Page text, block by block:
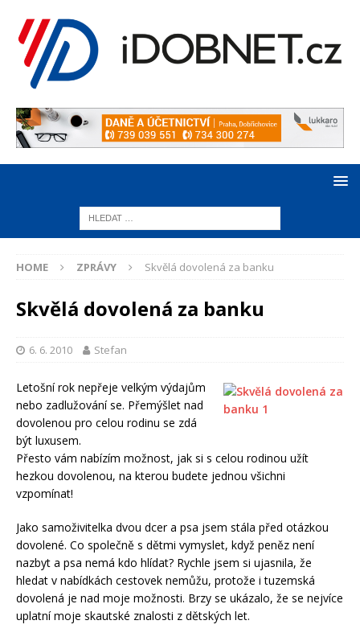
HOME ZPRÁVY Skvělá dovolená za banku
Skvělá dovolená za banku
6. 6. 2010 Stefan
Letošní rok nepřeje velkým výdajům
nebo zadlužování se. Přemýšlet nad
dovolenou pro celou rodinu se zdá
být luxusem.
Přesto vám nabízím možnost, jak si s celou rodinou užít
hezkou dovolenou, na kterou budete jednou všichni
vzpomínat!
Jako samoživitelka dvou dcer a psa jsem stála před otázkou
dovolené. Co společně s dětmi vymyslet, když peněz není
nazbyt a psa nemá kdo hlídat? Rychle jsem si ujasnila, že
hledat v nabídkách cestovek nemůžu, protože i tuzemská
dovolená je nad moje možnosti. Brzy se ukázalo, že se nejvíce
uplatní moje skautské znalosti z dětských let.